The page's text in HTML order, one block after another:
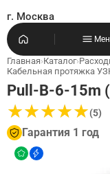
г. Москва
Главная›Каталог›
Кабельная протяжка
Pull-B-6-15m
★★★★★
★★★★★(5)
Гарантия 1 год